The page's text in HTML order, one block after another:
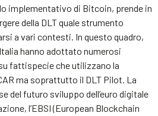
implementativo di Bitcoin, prende in
della DLT quale strumento
a vari contesti. In questo quadro,
hanno adottato numerosi
fattispecie che utilizzano la
ma soprattutto il DLT Pilot. La
del futuro sviluppo dell’euro digitale
l’EBSI (European Blockchain